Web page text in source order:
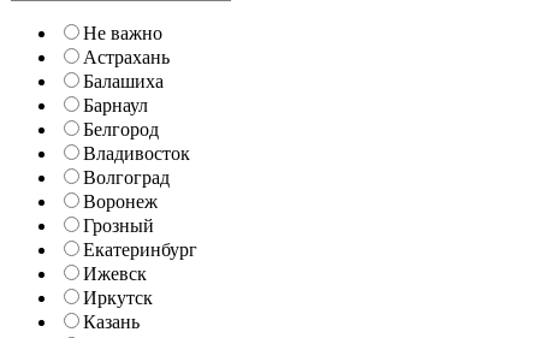
Не важно
Астрахань
Балашиха
Барнаул
Белгород
Владивосток
Волгоград
Воронеж
Грозный
Екатеринбург
Ижевск
Иркутск
Казань